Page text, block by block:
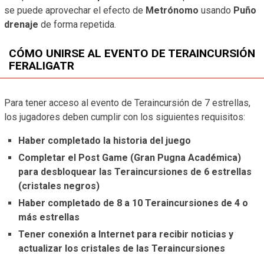
se puede aprovechar el efecto de Metrónomo usando Puño
drenaje de forma repetida.
CÓMO UNIRSE AL EVENTO DE TERAINCURSIÓN
FERALIGATR
Para tener acceso al evento de Teraincursión de 7 estrellas,
los jugadores deben cumplir con los siguientes requisitos:
Haber completado la historia del juego
Completar el Post Game (Gran Pugna Académica)
para desbloquear las Teraincursiones de 6 estrellas
(cristales negros)
Haber completado de 8 a 10 Teraincursiones de 4 o
más estrellas
Tener conexión a Internet para recibir noticias y
actualizar los cristales de las Teraincursiones